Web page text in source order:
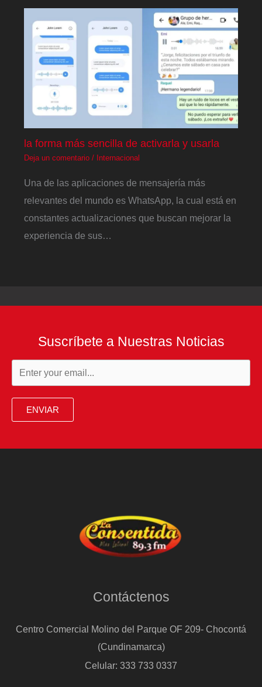
la forma más sencilla de activarla y usarla
Deja un comentario / Internacional
Una de las aplicaciones de mensajería más
relevantes del mundo es WhatsApp, la cual está en
constantes actualizaciones que buscan mejorar la
experiencia de sus…
Suscríbete a Nuestras Noticias
ENVIAR
Contáctenos
Centro Comercial Molino del Parque OF 209- Chocontá
(Cundinamarca)
Celular: 333 733 0337